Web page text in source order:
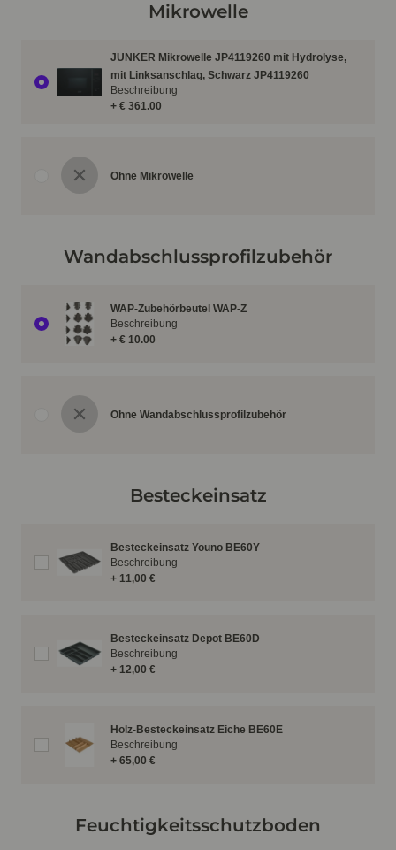
Mikrowelle
JUNKER Mikrowelle JP4119260 mit Hydrolyse,
mit Linksanschlag, Schwarz JP4119260
+ € 361.00
Beschreibung
Ohne Mikrowelle
Wandabschlussprofilzubehör
WAP-Zubehörbeutel WAP-Z
+ € 10.00
Beschreibung
Ohne Wandabschlussprofilzubehör
Besteckeinsatz
Besteckeinsatz Youno BE60Y
+ 11,00 €
Beschreibung
Besteckeinsatz Depot BE60D
+ 12,00 €
Beschreibung
Holz-Besteckeinsatz Eiche BE60E
+ 65,00 €
Beschreibung
Feuchtigkeitsschutzboden